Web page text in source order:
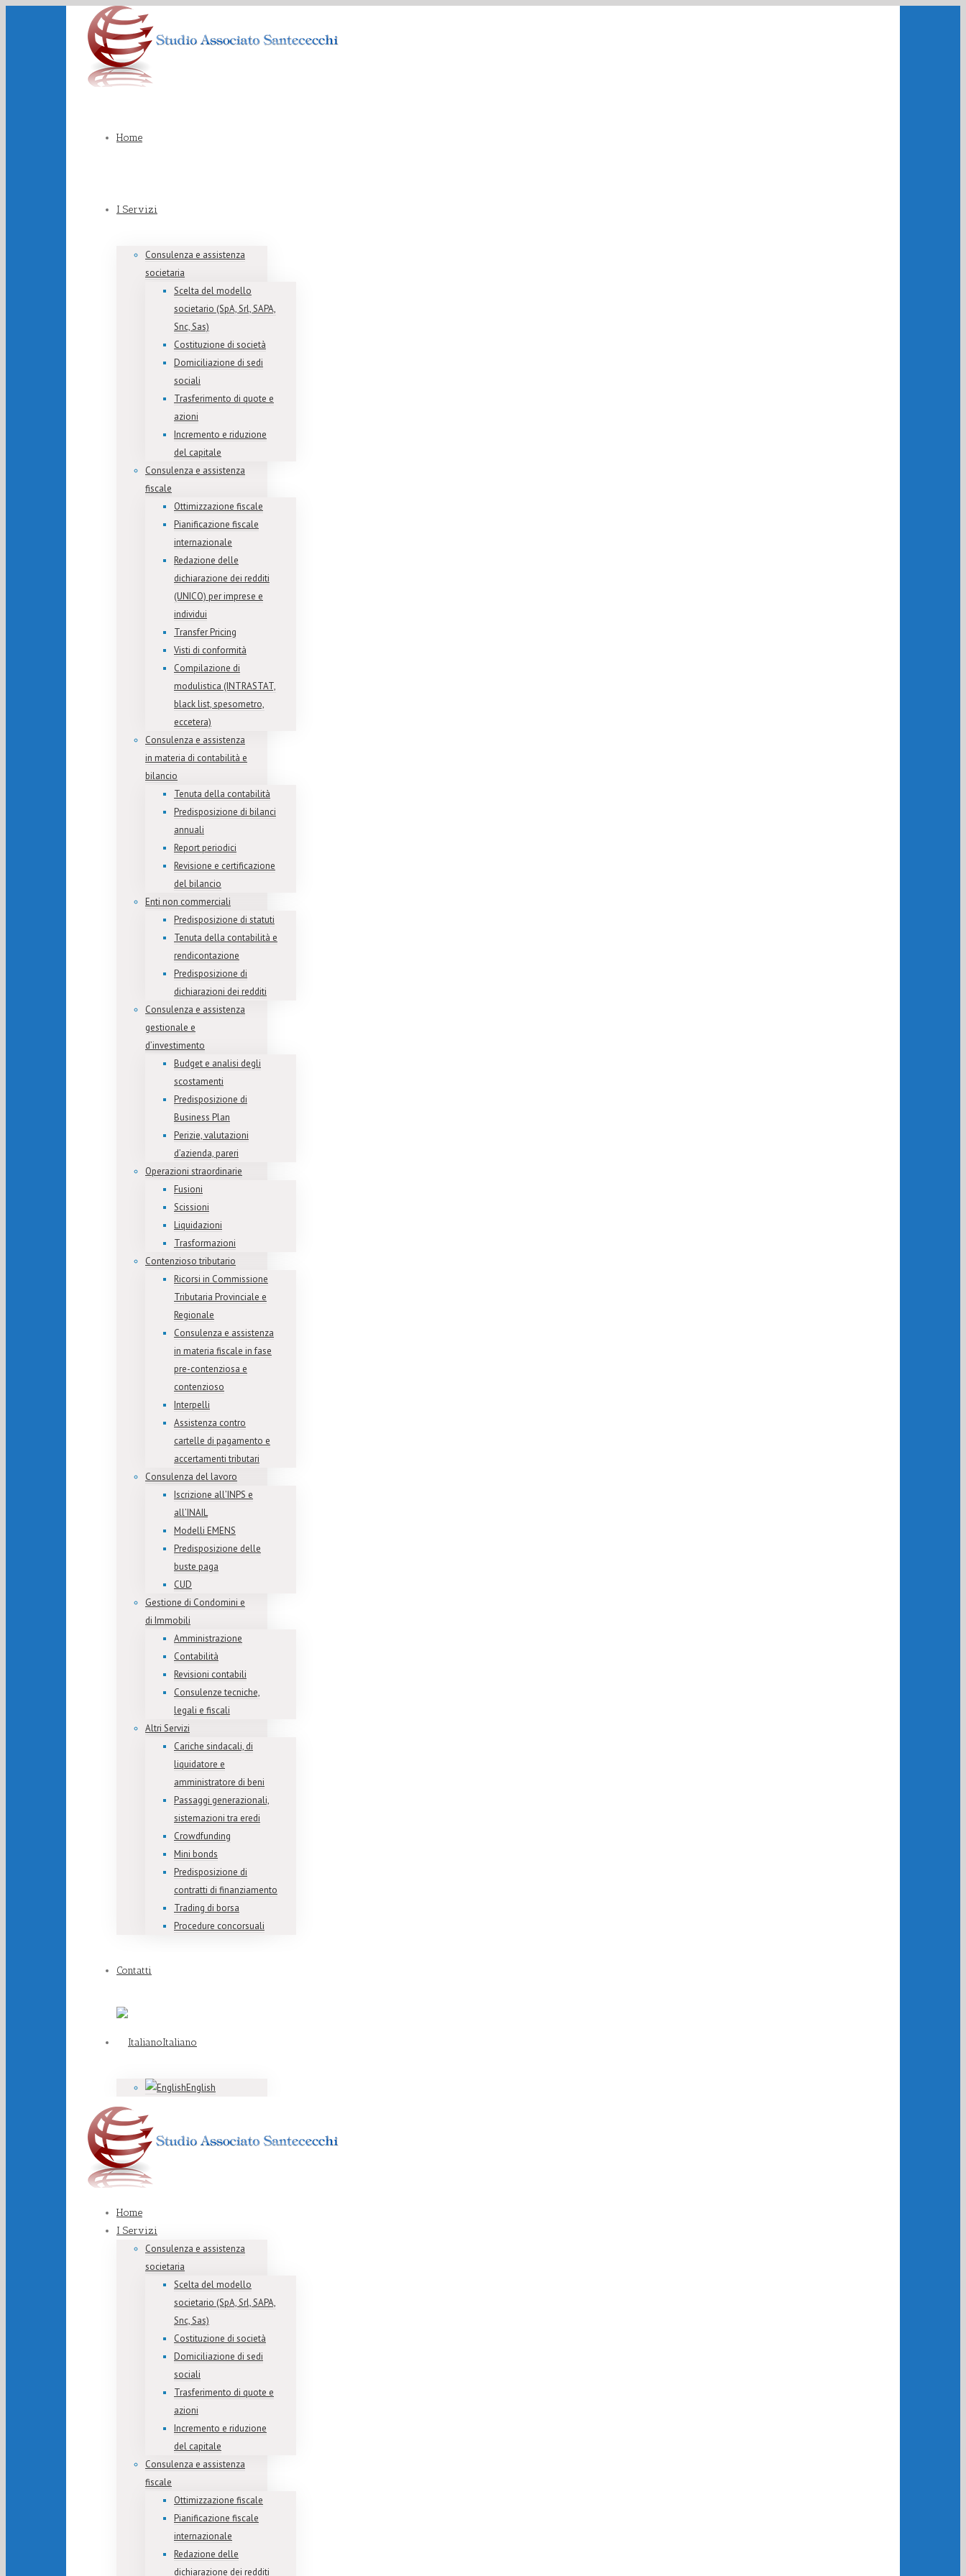
Home
I Servizi
Consulenza e assistenza
societaria
Scelta del modello
societario (SpA, Srl, SAPA,
Snc, Sas)
Costituzione di società
Domiciliazione di sedi
sociali
Trasferimento di quote e
azioni
Incremento e riduzione
del capitale
Consulenza e assistenza
fiscale
Ottimizzazione fiscale
Pianificazione fiscale
internazionale
Redazione delle
dichiarazione dei redditi
(UNICO) per imprese e
individui
Transfer Pricing
Visti di conformità
Compilazione di
modulistica (INTRASTAT,
black list, spesometro,
eccetera)
Consulenza e assistenza
in materia di contabilità e
bilancio
Tenuta della contabilità
Predisposizione di bilanci
annuali
Report periodici
Revisione e certificazione
del bilancio
Enti non commerciali
Predisposizione di statuti
Tenuta della contabilità e
rendicontazione
Predisposizione di
dichiarazioni dei redditi
Consulenza e assistenza
gestionale e
d’investimento
Budget e analisi degli
scostamenti
Predisposizione di
Business Plan
Perizie, valutazioni
d’azienda, pareri
Operazioni straordinarie
Fusioni
Scissioni
Liquidazioni
Trasformazioni
Contenzioso tributario
Ricorsi in Commissione
Tributaria Provinciale e
Regionale
Consulenza e assistenza
in materia fiscale in fase
pre-contenziosa e
contenzioso
Interpelli
Assistenza contro
cartelle di pagamento e
accertamenti tributari
Consulenza del lavoro
Iscrizione all’INPS e
all’INAIL
Modelli EMENS
Predisposizione delle
buste paga
CUD
Gestione di Condomini e
di Immobili
Amministrazione
Contabilità
Revisioni contabili
Consulenze tecniche,
legali e fiscali
Altri Servizi
Cariche sindacali, di
liquidatore e
amministratore di beni
Passaggi generazionali,
sistemazioni tra eredi
Crowdfunding
Mini bonds
Predisposizione di
contratti di finanziamento
Trading di borsa
Procedure concorsuali
Contatti
Italiano
English
Home
I Servizi
Consulenza e assistenza
societaria
Scelta del modello
societario (SpA, Srl, SAPA,
Snc, Sas)
Costituzione di società
Domiciliazione di sedi
sociali
Trasferimento di quote e
azioni
Incremento e riduzione
del capitale
Consulenza e assistenza
fiscale
Ottimizzazione fiscale
Pianificazione fiscale
internazionale
Redazione delle
dichiarazione dei redditi